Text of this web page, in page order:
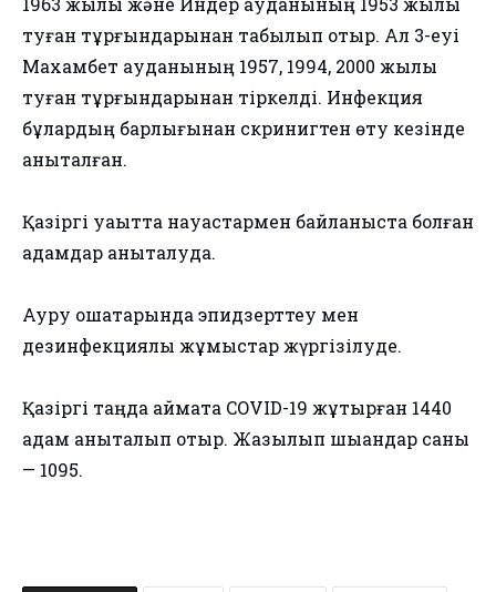
туған тұрғындарынан табылып отыр. Ал 3-еуі
Махамбет ауданының 1957, 1994, 2000 жылы
туған тұрғындарынан тіркелді. Инфекция
бұлардың барлығынан скринигтен өту кезінде
анықталған.
Қазіргі уақытта науқастармен байланыста болған
адамдар анықталуда.
Ауру ошақтарында эпидзерттеу мен
дезинфекциялық жұмыстар жүргізілуде.
Қазіргі таңда аймақта COVID-19 жұқтырған 1440
адам анықталып отыр. Жазылып шыққандар саны
— 1095.